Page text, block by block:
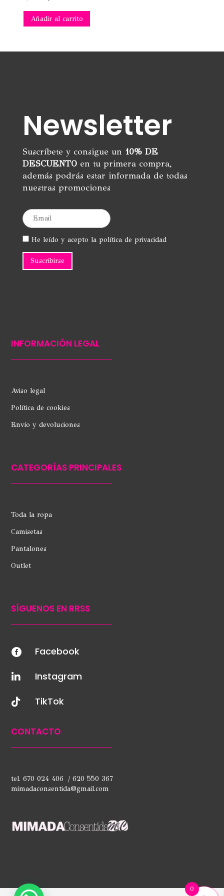
originalactual
Añadir al carrito
Newsletter
Suscríbete y consigue un 10% DE
DESCUENTOen tu primera compra,
además podrás estar informada de todas
nuestras promociones
He leído y acepto la política de privacidad
INFORMACIÓN LEGAL
Aviso legal
Política de cookies
Envío y devoluciones
CATEGORÍAS PRINCIPALES
Toda la ropa
Camisetas
Pantalones
Outlet
SÍGUENOS EN RRSS
 Facebook
 Instagram
 TikTok
CONTACTO
tel. 670 024 406 / 620 550 367
mimadaconsentida@gmail.com
0